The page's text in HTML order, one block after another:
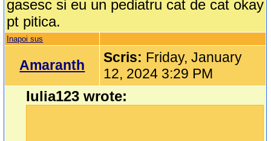
gasesc si eu un pediatru cat de cat okay
pt pitica.
Inapoi sus
Amaranth Scris: Friday, January
12, 2024 3:29 PM
Iulia123 wrote: